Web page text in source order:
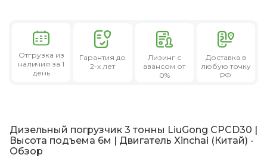
Отгрузка из
наличия за 1
день
Гарантия до
2-х лет
Лизингс
авансом от
0%
Доставка в
любую точку
РФ
Дизельный погрузчик 3 тонны LiuGong CPCD30 |
Высота подъема 6м | Двигатель Xinchai (Китай) -
Обзор